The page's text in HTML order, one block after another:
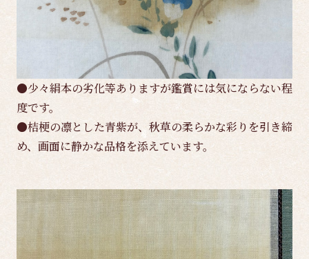
●少々絹本の劣化等ありますが鑑賞には気にならない程
度です。
●桔梗の凛とした青紫が、秋草の柔らかな彩りを引き締
め、画面に静かな品格を添えています。